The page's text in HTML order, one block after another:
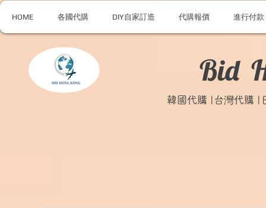
HOME 各國代購 DIY自家訂造 代購報價 進行付款
Bid
韓國代購 |台灣代購 |